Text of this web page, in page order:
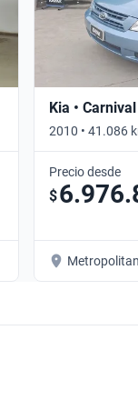
Kia • Carnival
2010 • 41.086
Precio desde
$